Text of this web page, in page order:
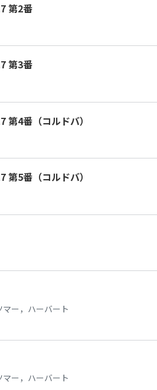
第2番
第3番
第4番（コルドバ）
第5番（コルドバ）
ー，ハーバート
ー，ハーバート